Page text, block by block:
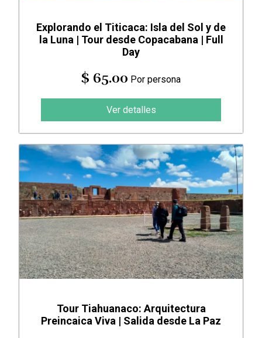
Explorando el Titicaca: Isla del Sol y de
la Luna | Tour desde Copacabana | Full
Day
$ 65.00 Por persona
Ver detalles
Tour Tiahuanaco: Arquitectura
Preincaica Viva | Salida desde La Paz